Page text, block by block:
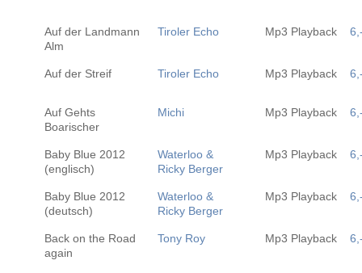
Auf der Landmann
Alm
Tiroler Echo Mp3 Playback
Auf der Streif Tiroler Echo Mp3 Playback
Auf Gehts
Boarischer
Michi Mp3 Playback
Baby Blue 2012
(englisch)
Waterloo &
Ricky Berger
Mp3 Playback
Baby Blue 2012
(deutsch)
Waterloo &
Ricky Berger
Mp3 Playback
Back on the Road
again
Tony Roy Mp3 Playback